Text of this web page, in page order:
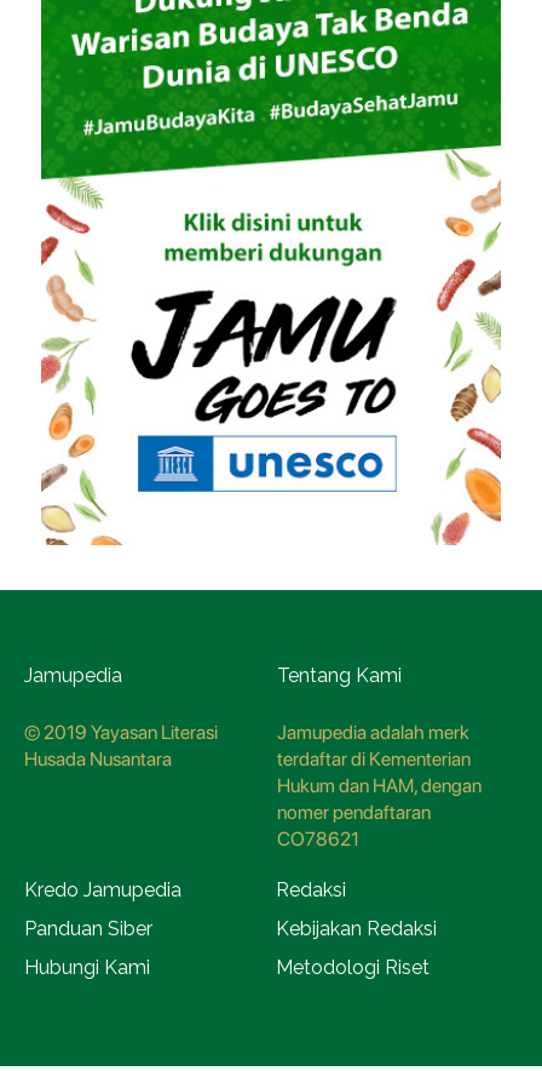
Jamupedia
© 2019 Yayasan Literasi
Husada Nusantara
Tentang Kami
Jamupedia adalah merk
terdaftar di Kementerian
Hukum dan HAM, dengan
nomer pendaftaran
CO78621
Kredo Jamupedia
Redaksi
Panduan Siber
Kebijakan Redaksi
Hubungi Kami
Metodologi Riset